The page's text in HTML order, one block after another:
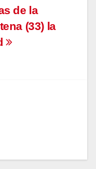
de la
(33) la